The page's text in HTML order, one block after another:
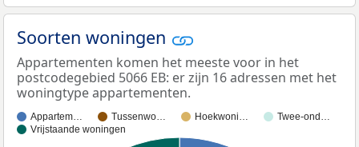
Soorten woningen
Appartementen komen het meeste voor in het
postcodegebied 5066 EB: er zijn 16 adressen met het
woningtype appartementen.
Appartem… Tussenwo… Hoekwoni…
Twee-ond…
Vrijstaande woningen